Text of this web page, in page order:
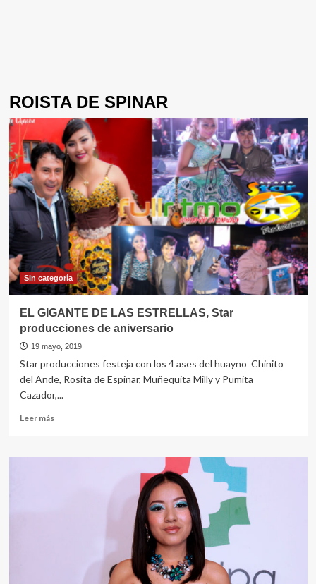
ROISTA DE SPINAR
Sin categorí­a
EL GIGANTE DE LAS ESTRELLAS, Star
producciones de aniversario
19 mayo, 2019
Star producciones festeja con los 4 ases del huayno Chinito
del Ande, Rosita de Espinar, Muñequita Milly y Pumita
Cazador,...
Leer másLeer
EL